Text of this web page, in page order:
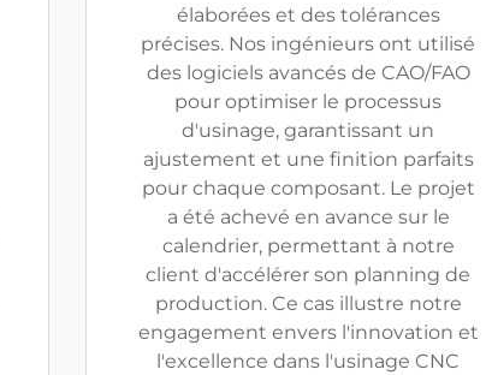
élaborées et des tolérances
précises. Nos ingénieurs ont utilisé
des logiciels avancés de CAO/FAO
pour optimiser le processus
d'usinage, garantissant un
ajustement et une finition parfaits
pour chaque composant. Le projet
a été achevé en avance sur le
calendrier, permettant à notre
client d'accélérer son planning de
production. Ce cas illustre notre
engagement envers l'innovation et
l'excellence dans l'usinage CNC